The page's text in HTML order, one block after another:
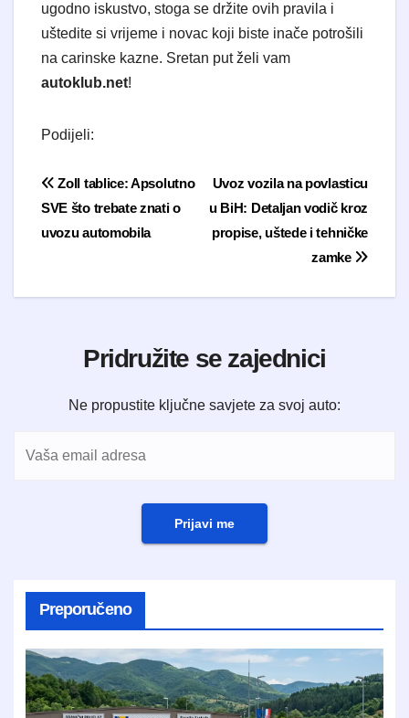
ugodno iskustvo, stoga se držite ovih pravila i
uštedite si vrijeme i novac koji biste inače potrošili
na carinske kazne. Sretan put želi vam
autoklub.net!
Podijeli:
Navigacija objavaUvoz vozila na povlasticu
u BiH: Detaljan vodič kroz
propise, uštede i tehničke
zamke
Zoll tablice: Apsolutno
SVE što trebate znati o
uvozu automobila
Pridružite se zajednici
Ne propustite ključne savjete za svoj auto:
Prijavi me
Preporučeno